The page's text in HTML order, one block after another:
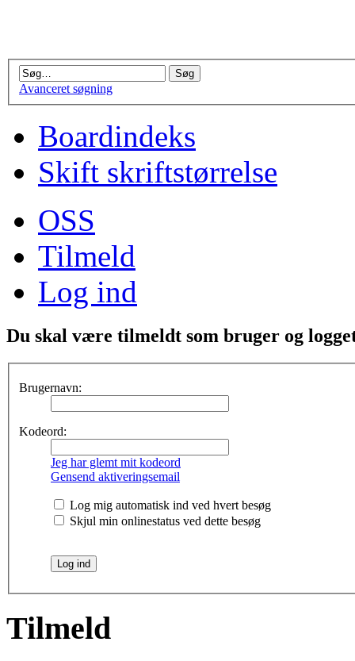
Avanceret søgning
Boardindeks
Skift skriftstørrelse
OSS
Tilmeld
Log ind
Du skal være tilmeldt som bruger og
Brugernavn:
Kodeord:
Jeg har glemt mit kodeord
Gensend aktiveringsemail
Log mig automatisk ind ved hvert besøg
Skjul min onlinestatus ved dette besøg
Tilmeld